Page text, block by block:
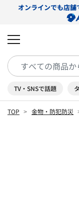
オンラインでも店舗
TV・SNSで話題
TOP 金物・防犯防災